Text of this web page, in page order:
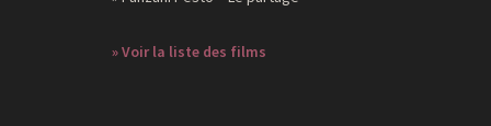
» Voir la liste des films